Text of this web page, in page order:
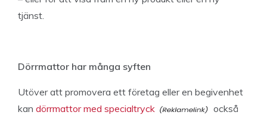
tjänst.
Dörrmattor har många syften
Utöver att promovera ett företag eller en begivenhet
kan dörrmattor med specialtryck
också